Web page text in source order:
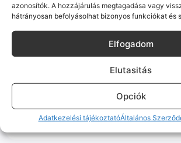
azonosítók. A hozzájárulás megtagadása vagy
hátrányosan befolyásolhat bizonyos funkciókat és
Elfogadom
Elutasitás
Opciók
Adatkezelési tájékoztatóÁltalános
Korrekt Ügyintézés
Ha ritkán előfordul egy hiba, nem
hanem megoldást. Szakértő kollégáink
veszik az ügyedet.